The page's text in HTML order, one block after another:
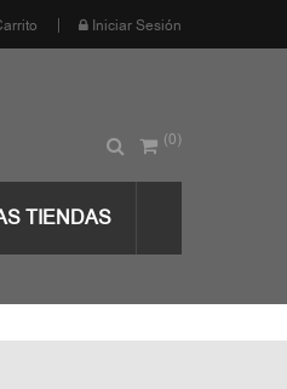
Iniciar Sesión
(0)
TIENDAS